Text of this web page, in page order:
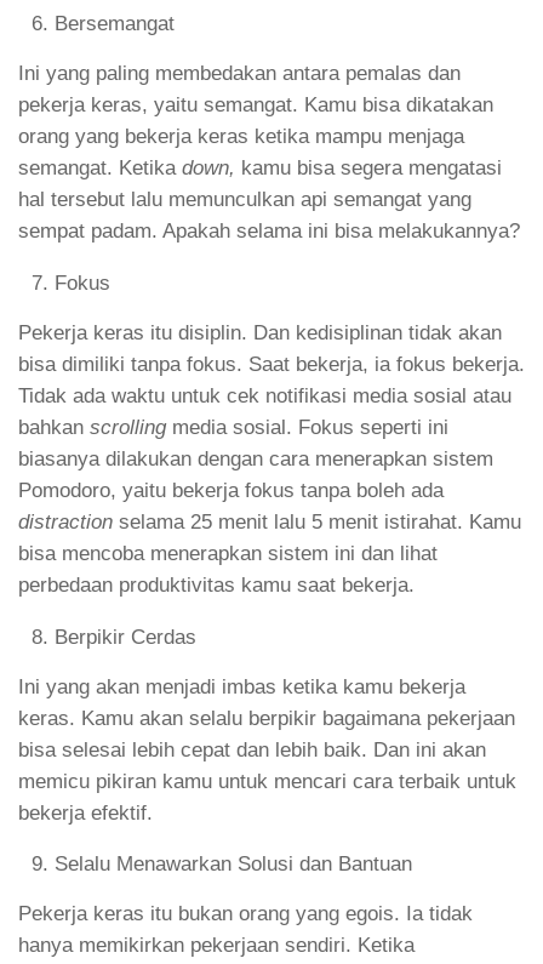
Bersemangat
Ini yang paling membedakan antara pemalas dan
pekerja keras, yaitu semangat. Kamu bisa dikatakan
orang yang bekerja keras ketika mampu menjaga
semangat. Ketika down, kamu bisa segera mengatasi
hal tersebut lalu memunculkan api semangat yang
sempat padam. Apakah selama ini bisa melakukannya?
Fokus
Pekerja keras itu disiplin. Dan kedisiplinan tidak akan
bisa dimiliki tanpa fokus. Saat bekerja, ia fokus bekerja.
Tidak ada waktu untuk cek notifikasi media sosial atau
bahkan scrollingmedia sosial. Fokus seperti ini
biasanya dilakukan dengan cara menerapkan sistem
Pomodoro, yaitu bekerja fokus tanpa boleh ada
distraction selama 25 menit lalu 5 menit istirahat. Kamu
bisa mencoba menerapkan sistem ini dan lihat
perbedaan produktivitas kamu saat bekerja.
Berpikir Cerdas
Ini yang akan menjadi imbas ketika kamu bekerja
keras. Kamu akan selalu berpikir bagaimana pekerjaan
bisa selesai lebih cepat dan lebih baik. Dan ini akan
memicu pikiran kamu untuk mencari cara terbaik untuk
bekerja efektif.
Selalu Menawarkan Solusi dan Bantuan
Pekerja keras itu bukan orang yang egois. Ia tidak
hanya memikirkan pekerjaan sendiri. Ketika